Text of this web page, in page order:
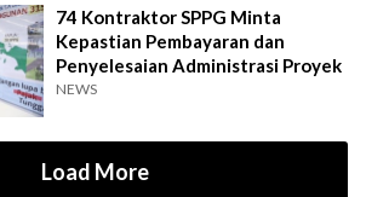
74 Kontraktor SPPG Minta
Kepastian Pembayaran dan
Penyelesaian Administrasi Proyek
NEWS
Load More